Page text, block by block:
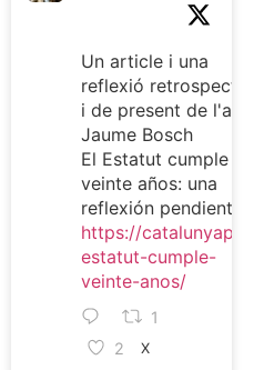
Un article i una
reflexió
i de present de
Jaume Bosch
El Estatut cumple
veinte años: una
reflexión pendiente
https://
estatut-cumple-
veinte-anos/
1
2
X